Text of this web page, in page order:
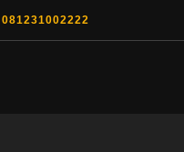
081231002222